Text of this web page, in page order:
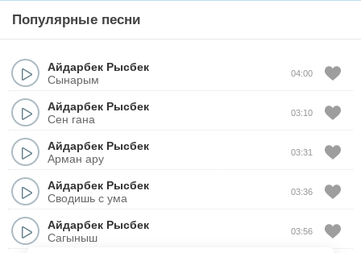
Популярные песни
Айдарбек Рысбек
Сынарым
04:00
Айдарбек Рысбек
Сен гана
03:10
Айдарбек Рысбек
Арман ару
03:31
Айдарбек Рысбек
Сводишь с ума
03:36
Айдарбек Рысбек
Сагыныш
03:56